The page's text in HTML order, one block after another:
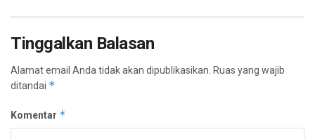
Tinggalkan Balasan
Alamat email Anda tidak akan dipublikasikan. Ruas yang wajib
ditandai *
Komentar *